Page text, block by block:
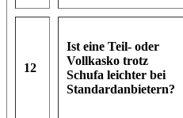
12
Ist eine Teil‑ oder
Vollkasko trotz
Schufa leichter bei
Standard­anbietern?